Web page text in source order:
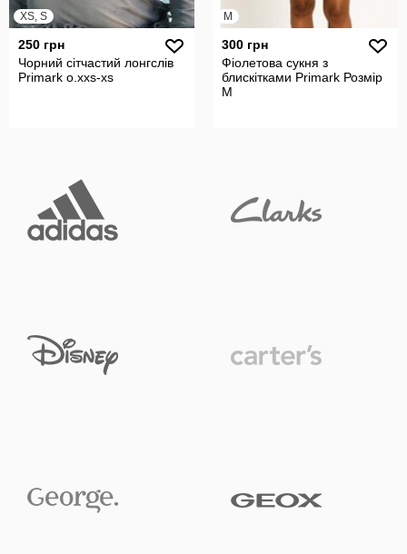
XS, S
250 грн
Чорний сітчастий лонгслів
Primark о.xxs-xs
M
300 грн
Фіолетова сукня з
блискітками Primark Розмір
М